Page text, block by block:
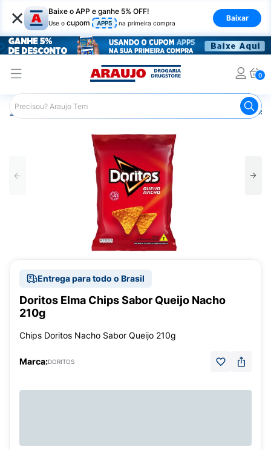
× Baixe o APP e ganhe 5% OFF!
Use o cupom APP5 na primeira compra
Baixar
0
Araujo Mercado Salgadinhos
Entrega para todo o Brasil
Doritos Elma Chips Sabor Queijo Nacho
210g
Chips Doritos Nacho Sabor Queijo 210g
Marca:DORITOS